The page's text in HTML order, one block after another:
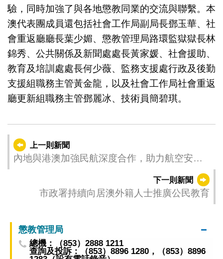
驗，同時加強了與各地懲教同業的交流與聯繫。本
澳代表團成員還包括社會工作局副局長鄧玉華、社
會重返廳廳長葉少媚、懲教管理局路環監獄獄長林
錦秀、公共關係及新聞處處長黃家媛、社會援助、
教育及培訓處處長何少薇、監務支援處行政及後勤
支援組職務主管黃金龍，以及社會工作局社會重返
廳更新組職務主管鄧麗冰、技術員簡碧琪。
上一則新聞
內地與港澳加強民航深度合作，助力航空安全
下一則新聞
市政署持續向居澳外籍人士推廣公民教育
懲教管理局
總機：（853）2888 1211
查詢及投訴：（853）8896 1280，（853）8896